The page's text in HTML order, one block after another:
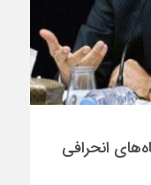
انحرافی